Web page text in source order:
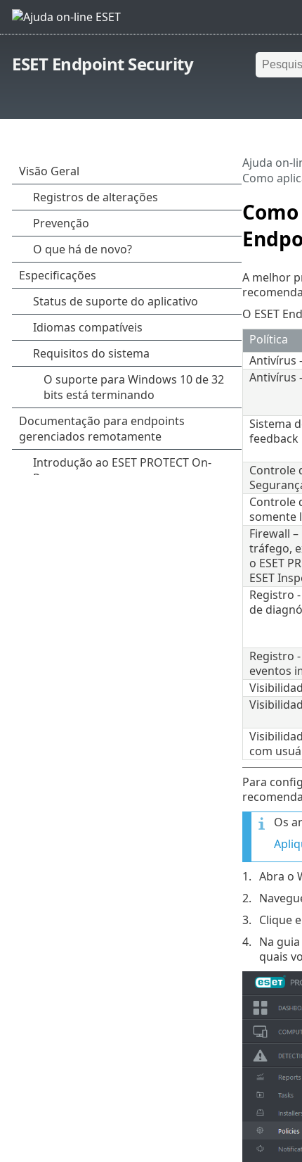
ESET Endpoint Security
Ajuda on-
Como
A melhor
O ESET
Política
Antivírus
Antivírus
Sistema
feedback
Controle
Controle
somente
Firewall
tráfego,
o ESET
ESET
Registro
de
Registro
eventos
com
Para
Os
Abra o
Clique
Na guia
quais